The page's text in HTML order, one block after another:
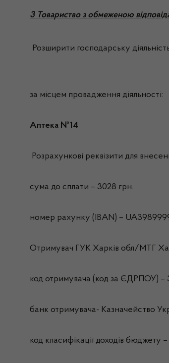
3 Товариство з обмеженою
Розширити господарську
за місцем провадження діяльності:
Аптека №14
Розрахункові реквізити для
сума до сплати – 3028 грн.
номер рахунку (IBAN) –
Отримувач ГУК Харків обл/МТГ
код отримувача (код за ЄДРПОУ) –
банк отримувача- Казначейство
код класифікації доходів бюджету